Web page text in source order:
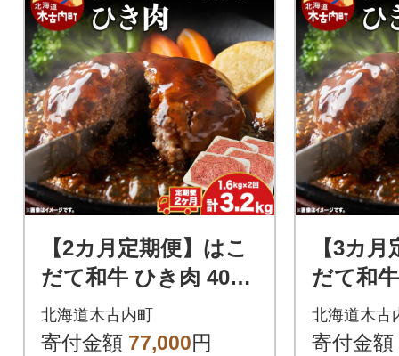
【2カ月定期便】はこ
だて和牛 ひき肉 400g
×4袋 計3.2kg 北海道
牛肉 ビーフ 赤身 国産
北海道木古内町
寄付金額 77,000円
【3カ
だて和
×4袋 計
牛肉 ビ
北海道木古
寄付金額